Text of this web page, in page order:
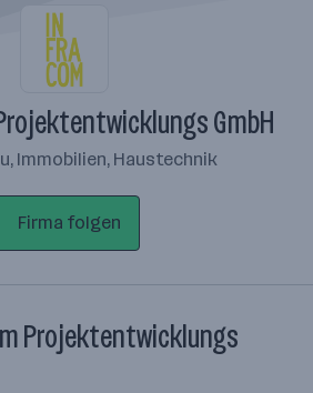
GmbH
Immobilien, Haustechnik
Firma folgen
Projektentwicklungs